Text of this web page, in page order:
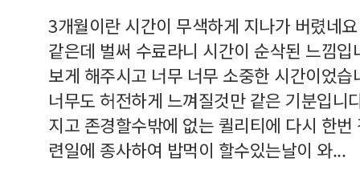
3개월이란 시간이 무색하게 지나가 버렸네
같은데 벌써 수료라니 시간이 순삭된 느낌
보게 해주시고 너무 너무 소중한 시간이었
너무도 허전하게 느껴질것만 같은 기분입니
지고 존경할수밖에 없는 퀼리티에 다시 한
련일에 종사하여 밥먹이 할수있는날이 와...